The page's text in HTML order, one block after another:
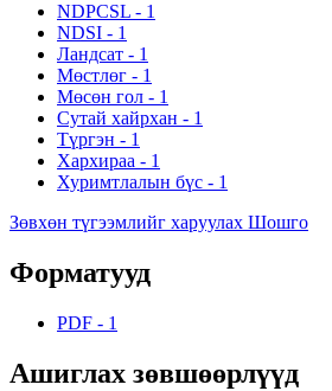
NDPCSL - 1
NDSI - 1
Ландсат - 1
Мөстлөг - 1
Мөсөн гол - 1
Сутай хайрхан - 1
Түргэн - 1
Хархираа - 1
Хуримтлалын бүс - 1
Зөвхөн түгээмлийг харуулах Шошго
Форматууд
PDF - 1
Ашиглах зөвшөөрлүүд